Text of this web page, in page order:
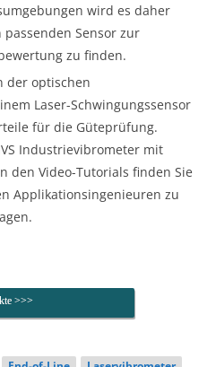
wird es daher
Sensor zur
zu finden.
der optischen
Laser-Schwingungssensor
für die Güteprüfung.
Industrievibrometer mit
den Video-Tutorials finden Sie
Applikationsingenieuren zu
>>>